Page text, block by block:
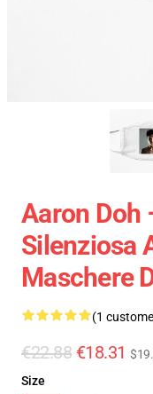
Aaron Doh
Silenziosa
Maschere
(1
€22.88 €18.31
Size